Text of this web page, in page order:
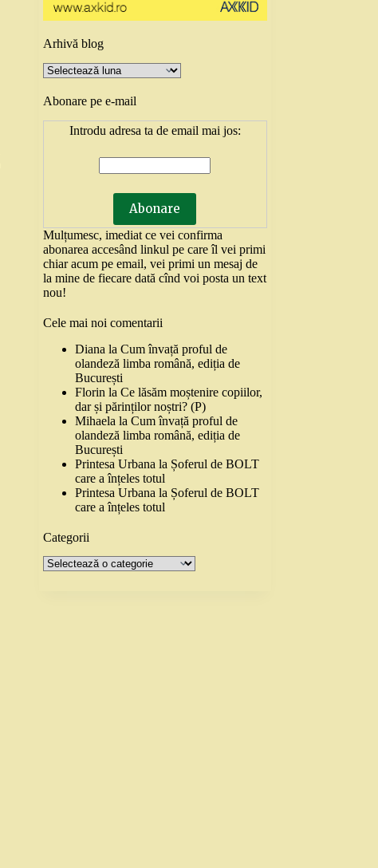
Arhivă blog
Arhivă
blog
Abonare pe e-mail
Introdu adresa ta de email mai jos:
Mulțumesc, imediat ce vei confirma
abonarea accesând linkul pe care îl vei primi
chiar acum pe email, vei primi un mesaj de
la mine de fiecare dată cînd voi posta un text
nou!
Cele mai noi comentarii
Diana laCum învață proful de
olandeză limba română, ediția de
București
Florin laCe lăsăm moștenire copiilor,
dar și părinților noștri? (P)
Mihaela laCum învață proful de
olandeză limba română, ediția de
București
Printesa Urbana la Șoferul de BOLT
care a înțeles totul
Printesa Urbana la Șoferul de BOLT
care a înțeles totul
Categorii
Categorii